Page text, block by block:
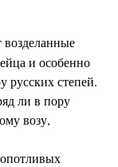
возделанные
и особенно
русских степей.
ли в пору
возу,